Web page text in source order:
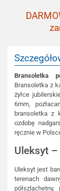
Bransoletka
Bransoletka z
żyłce
6mm,
bransoletka z
ozdobę
ręcznie w
Uleksyt
Uleksyt jest
terenach